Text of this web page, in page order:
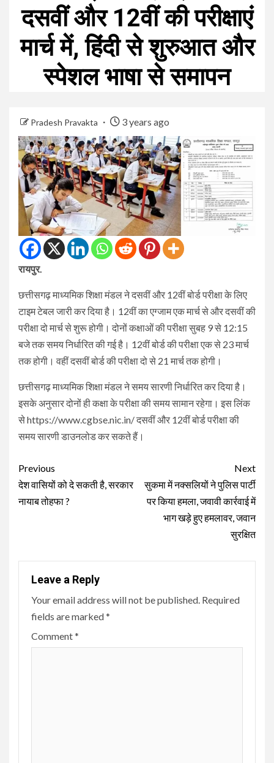
दसवीं और 12वीं की परीक्षाएं
मार्च में, हिंदी से शुरुआत और
स्पेशल भाषा से समापन
Pradesh Pravakta 3 years ago
रायपुर.
छत्तीसगढ़ माध्यमिक शिक्षा मंडल ने दसवीं और 12वीं बोर्ड परीक्षा के लिए
टाइम टेबल जारी कर दिया है। 12वीं का एग्जाम एक मार्च से और दसवीं की
परीक्षा दो मार्च से शुरू होगी। दोनों कक्षाओं की परीक्षा सुबह 9 से 12:15
बजे तक समय निर्धारित की गई है। 12वीं बोर्ड की परीक्षा एक से 23 मार्च
तक होगी। वहीं दसवीं बोर्ड की परीक्षा दो से 21 मार्च तक होगी।
छत्तीसगढ़ माध्यमिक शिक्षा मंडल ने समय सारणी निर्धारित कर दिया है।
इसके अनुसार दोनों ही कक्षा के परीक्षा की समय सामान रहेगा। इस लिंक
से https://www.cgbse.nic.in/ दसवीं और 12वीं बोर्ड परीक्षा की
समय सारणी डाउनलोड कर सकते हैं।
Continue
Reading
Previous
देश वासियों को दे सकती है, सरकार
नायाब तोहफा ?
Next
सुकमा में नक्सलियों ने पुलिस पार्टी
पर किया हमला, जवावी कार्रवाई में
भाग खड़े हुए हमलावर, जवान
सुरक्षित
Leave a Reply
Your email address will not be published. Required
fields are marked*
Comment*